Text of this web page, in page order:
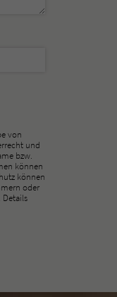
von
und
bzw.
können
können
oder